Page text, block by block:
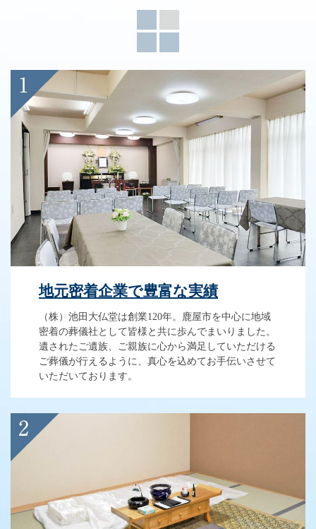
地元密着企業で豊富な実績
（株）池田大仏堂は創業120年。鹿屋市を中心に地域
密着の葬儀社として皆様と共に歩んでまいりました。
遺されたご遺族、ご親族に心から満足していただける
ご葬儀が行えるように、真心を込めてお手伝いさせて
いただいております。